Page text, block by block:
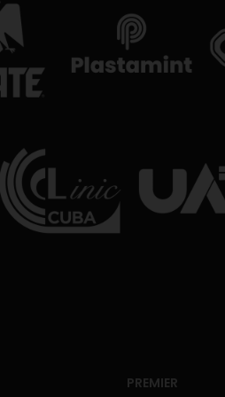
PREMIER